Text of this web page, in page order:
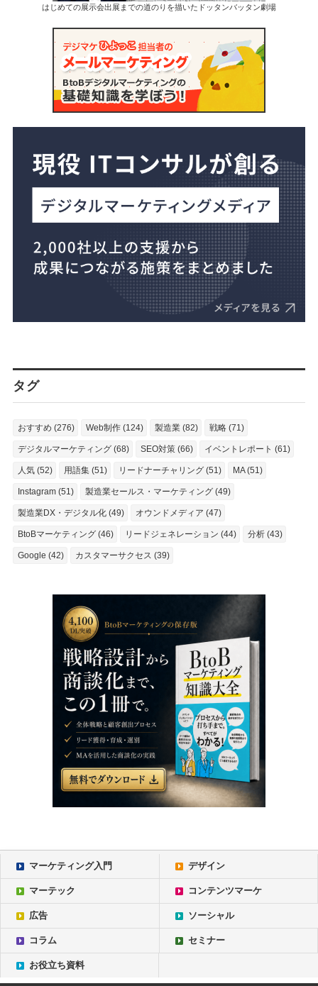
はじめての展示会出展までの道のりを描いたドッタンバッタン劇場
タグ
おすすめ (276) Web制作 (124) 製造業 (82) 戦略 (71)
デジタルマーケティング (68) SEO対策 (66) イベントレポート (61)
人気 (52) 用語集 (51) リードナーチャリング (51) MA (51)
Instagram (51) 製造業セールス・マーケティング (49)
製造業DX・デジタル化 (49) オウンドメディア (47)
BtoBマーケティング (46) リードジェネレーション (44) 分析 (43)
Google (42) カスタマーサクセス (39)
マーケティング入門 デザイン
マーテック コンテンツマーケ
広告 ソーシャル
コラム セミナー
お役立ち資料